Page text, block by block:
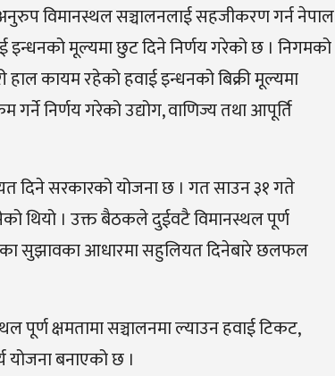
विमानस्थल सञ्चालनलाई सहजीकरण गर्न नेपाल
इन्धनको मूल्यमा छुट दिने निर्णय गरेको छ । निगमको
कायम रहेको हवाई इन्धनको बिक्री मूल्यमा
निर्णय गरेको उद्योग, वाणिज्य तथा आपूर्ति
दिने सरकारको योजना छ । गत साउन ३१ गते
थियो । उक्त बैठकले दुईवटै विमानस्थल पूर्ण
सुझावका आधारमा सहुलियत दिनेबारे छलफल
पूर्ण क्षमतामा सञ्चालनमा ल्याउन हवाई टिकट,
योजना बनाएको छ ।